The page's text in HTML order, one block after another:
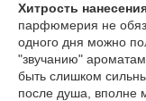
Хитрость
парфюмерия не
одного дня можно
"звучанию"
быть слишком
после душа, вполне